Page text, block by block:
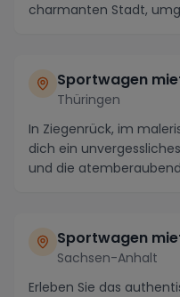
charmanten Stadt,
Sportwagen
Thüringen
In Ziegenrück, im
dich ein
und die
Sportwagen
Sachsen-Anhalt
Erleben Sie das